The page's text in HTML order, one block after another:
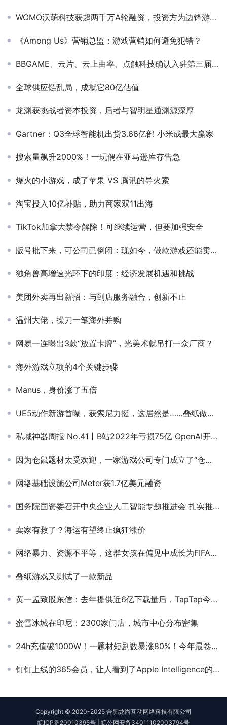
WOMO沃萌科技获超两千万A轮融资，投资方为边锋游戏、序言泽和慧敏投资
《Among Us》营销总监：游戏营销如何避免犯错？
BBGAME、云片、云上曲率、点触科技确认入驻第三届全球产品与增长大会展位
全球供应链乱局，成就它80亿估值
龙渊获挑战者资本投资，后者与智明星通渊源深厚
Gartner：Q3全球智能机出货3.66亿部 小米成最大赢家
搜索量飙升2000%！一玩偶在亚马逊库存告急
爆火的小游戏，成了苹果 VS 腾讯的导火索
淘宝投入10亿补贴，助力商家双11出海
TikTok加拿大禁令解除！可继续运营，但要加强安全
版号批下来，可公司已倒闭：现如今，做款游戏还能卖给腾讯吗？
独角兽高增速光环下的印度：经济发展机遇和挑战
美团外卖再出新招：与到店服务融合，创新不止
温州大佬，操刀一笔海外并购
网易一连曝出3款“放置卡牌”，光美术就吊打一众厂商？
海外游戏立项的4个关键步骤
Manus，身价涨了五倍
UE5动作新游首曝，获索尼力挺，这居然是……叠纸做的？
私域神器周报 No.41丨B站2022年亏损75亿 OpenAI开放ChatGPT API
因为仓鼠题材太受欢迎，一家游戏公司专门成立了“仓鼠部”
网络基础设施公司Meter获1.7亿美元融资
国务院国资委召开中央企业人工智能专题推进会 扎实推动AI赋能产业焕新
卖家有救了？海运有望终止疯狂涨价
网络暴力、资源不平等，这群女孩在偏见中成长为FIFA电竞选手
叠纸游戏又测试了一款新品
黄一孟致股东信：去年提供近6亿下载量后，TapTap今年想在欧美站稳脚跟
蜜雪冰城在印尼：2300家门店，城市中心分布密集
24h充值破1000W！一题材短剧数暴涨80%！今年最卷方向？
钉钉上线的365会员，让人看到了Apple Intelligence的影子
Copyright © 2020-2025 合肥龙尚互动网络科技有限公司
皖ICP备20010395号
皖公网安备34011102003794号